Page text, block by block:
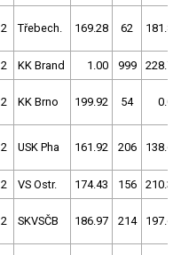
2 Třebech. 169.28 62 181.84
2 KK Brand 1.00 999 228.73
2 KK Brno 199.92 54 0.00
2 USK Pha 161.92 206 138.61
2 VS Ostr. 174.43 156 210.32
2 SKVSČB 186.97 214 197.61